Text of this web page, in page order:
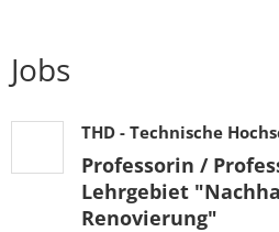
Jobs
THD - Technische
Professorin /
Lehrgebiet
Renovierung"